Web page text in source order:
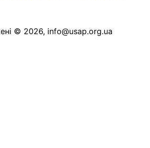
© 2026, info@usap.org.ua